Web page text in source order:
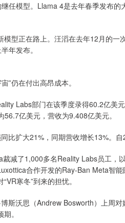
任模型。Llama 4是去年春季发布
型正在路上。汪滔在去年12月的一
年发布。
”仍在付出高昂成本。
Labs部门在该季度录得60.2亿美
亿美元，营收为9.408亿美元。
比扩大21%，同期营收增长13%。
减了1,000多名Reality Labs员工，
合作开发的Ray-Ban Meta智
寒冬”到来的担忧。
斯沃思（Andrew Bosworth）上周
。